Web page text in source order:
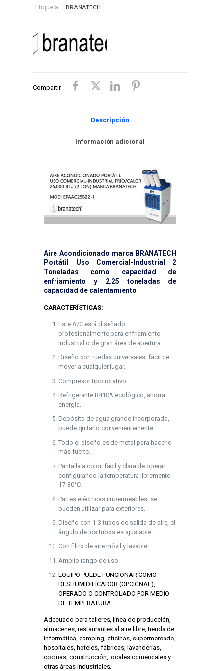
FRÍO/CALOR
(2
TONELADAS)
MARCA
1
Etiqueta:
BRANATECH
Compartir
Descripción
Información adicional
Aire Acondicionado marca BRANATECH
Portátil Uso Comercial-Industrial 2
Toneladas como capacidad de
enfriamiento y 2.25 toneladas de
capacidad de calentamiento
CARACTERÍSTICAS:
Este A/C está diseñado
profesionalmente para enfriamiento
industrial o de gran área de apertura.
Diseño con ruedas universales, fácil de
mover a cualquier lugar.
Compresor tipo rotativo
Refrigerante R410A ecológico, ahorra
energía.
Depósito de agua grande incorporado,
puede quitarlo convenientemente.
Todo el diseño es de metal para hacerlo
más fuerte.
Pantalla a color, fácil y clara de operar,
configurando la temperatura libremente
17-30°C
Partes eléctricas impermeables, se
pueden utilizar para exteriores.
Diseño con 1-3 tubos de salida de aire, el
ángulo de los tubos es ajustable.
Con filtro de aire móvil y lavable
Amplio rango de uso
EQUIPO PUEDE FUNCIONAR COMO
DESHUMIDIFICADOR (OPCIONAL),
OPERADO O CONTROLADO POR MEDIO
DE TEMPERATURA
Adecuado para talleres, línea de producción,
almacenes, restaurantes al aire libre, tienda de
informática, camping, oficinas, supermercado,
hospitales, hoteles, fábricas, lavanderías,
cocinas, construcción, locales comerciales y
otras áreas industriales.